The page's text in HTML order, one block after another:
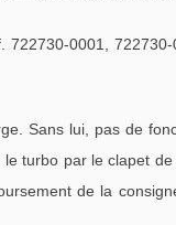
0001,
Sans lui, pas de
turbo par le clapet
de la